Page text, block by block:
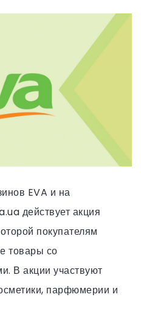
EVA и на
действует акция
покупателям
товары со
В акции участвуют
парфюмерии и